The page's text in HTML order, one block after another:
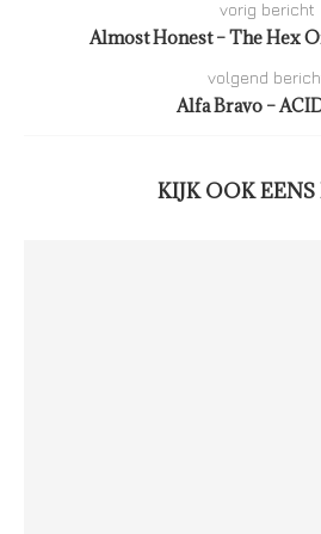
vorig bericht
Almost Honest – The Hex
volgend
Alfa Bravo –
KIJK OOK EENS